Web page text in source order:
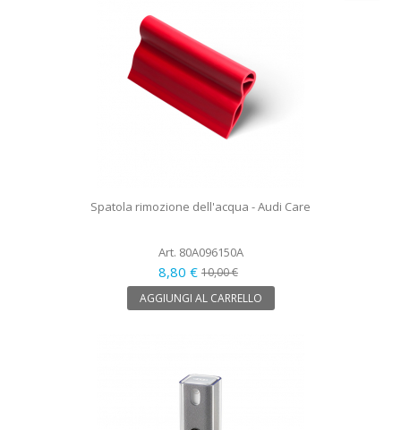
Spatola rimozione dell'acqua - Audi Care
Art. 80A096150A
8,80 € 10,00 €
AGGIUNGI AL CARRELLO